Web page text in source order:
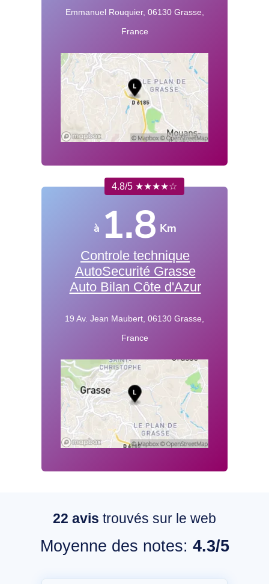
Emmanuel Rouquier, 06130 Grasse,
France
4.8/5 ★★★★☆
à 1.8 Km
Controle technique
AutoSecurité Grasse
Auto Bilan Côte d'Azur
19 Av. Jean Maubert, 06130 Grasse,
France
22 avis trouvés sur le web
Moyenne des notes: 4.3/5